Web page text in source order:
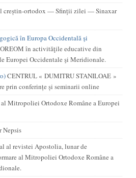
creștin-ortodox — Sfinții zilei — Sinaxar
în Europa Occidentală şi
în activităţile educative din
Europei Occidentale şi Meridionale.
CENTRUL « DUMITRU STANILOAE »
prin conferințe și seminarii online
Mitropoliei Ortodoxe Române a Europei
Nepsis
al revistei Apostolia, lunar de
al Mitropoliei Ortodoxe Române a